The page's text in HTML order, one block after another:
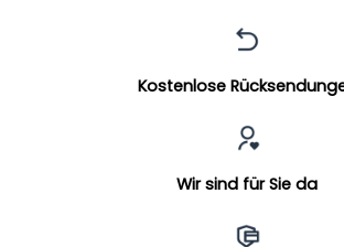
Kostenlose
Wir sind für Sie da